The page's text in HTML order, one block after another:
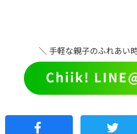
＼ 手軽な親子のふれあい